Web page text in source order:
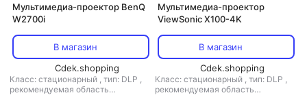
Мультимедиа-проектор BenQ
W2700i
В магазин
Cdek.shopping
Класс: стационарный , тип: DLP ,
рекомендуемая область
Мультимедиа-проектор
ViewSonic X100-4K
В магазин
Cdek.shopping
Класс: стационарный , тип: DLP ,
рекомендуемая область